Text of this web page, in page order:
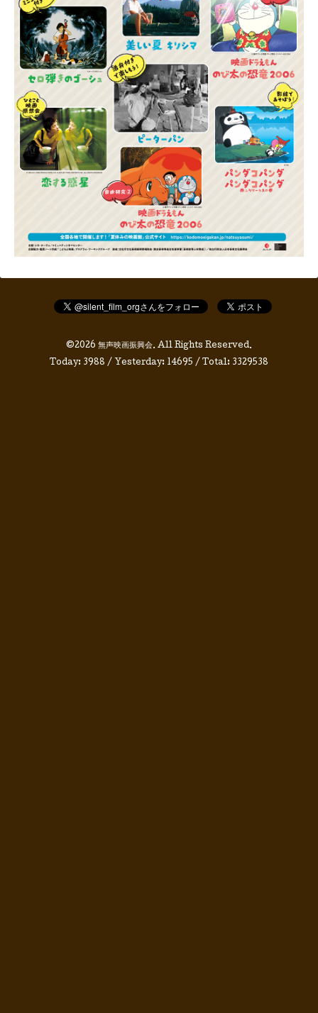
©2026 無声映画振興会. All Rights Reserved.
Today: 3988 / Yesterday: 14695 / Total: 3329538